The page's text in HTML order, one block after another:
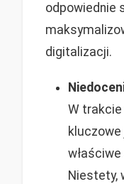
odpowiednie
digitalizacji.
W
Niestety,